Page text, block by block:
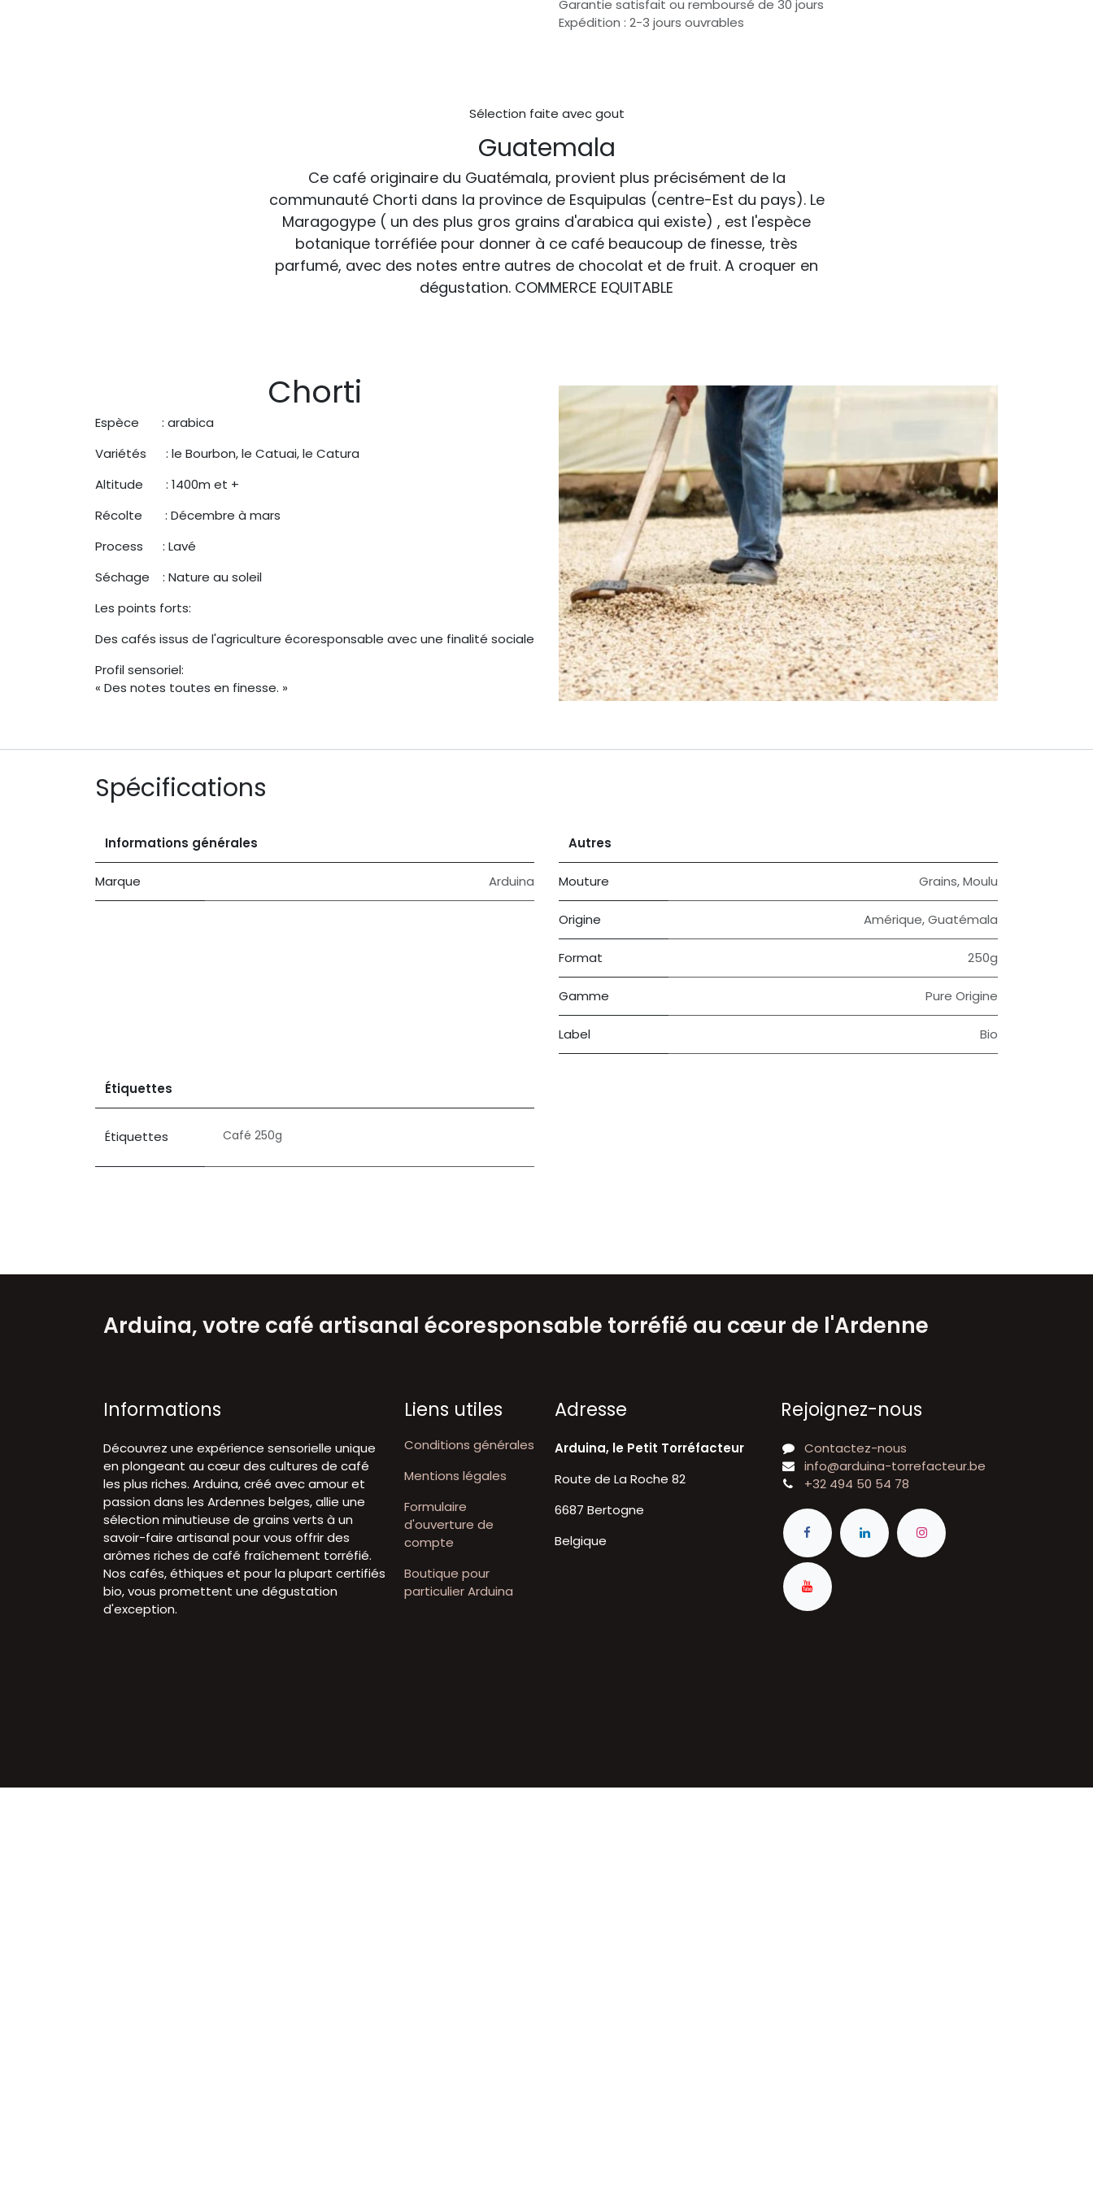
Garantie satisfait ou remboursé de 30 jours
Expédition : 2-3 jours ouvrables
Sélection faite avec gout
Guatemala
Ce café originaire du Guatémala, provient plus précisément de la
communauté Chorti dans la province de Esquipulas (centre-Est du pays). Le
Maragogype ( un des plus gros grains d'arabica qui existe) , est l'espèce
botanique torréfiée pour donner à ce café beaucoup de finesse, très
parfumé, avec des notes entre autres de chocolat et de fruit. A croquer en
dégustation. COMMERCE EQUITABLE
Chorti
Espèce : arabica
Variétés : le Bourbon, le Catuai, le Catura
Altitude : 1400m et +
Récolte : Décembre à mars
Process : Lavé
Séchage : Nature au soleil
Les points forts:
Des cafés issus de l'agriculture écoresponsable avec une finalité sociale
Profil sensoriel:
« Des notes toutes en finesse. »
Spécifications
Informations générales
Marque Arduina
Autres
Mouture Grains,Moulu
Origine Amérique,Guatémala
Format 250g
Gamme Pure Origine
Label Bio
Étiquettes
Étiquettes Café 250g
Informations
Découvrez une expérience sensorielle unique
en plongeant au cœur des cultures de café
les plus riches. Arduina, créé avec amour et
passion dans les Ardennes belges, allie une
sélection minutieuse de grains verts à un
savoir-faire artisanal pour vous offrir des
arômes riches de café fraîchement torréfié.
Nos cafés, éthiques et pour la plupart certifiés
bio, vous promettent une dégustation
d'exception.
Rejoignez-nous
Contactez-nous
info@arduina-torrefacteur.be
+32 494 50 54 78
Arduina, votre café artisanal écoresponsable torréfié au cœur de l'Ardenne
A​dresse
Arduina, le Petit Torréfacteur
Route de La Roche 82
6687 Bertogne
Belgique
Liens utiles
Conditions générales
Mentions légales
Formulaire
d'ouverture de
compte
Boutique pour
particulier Arduina